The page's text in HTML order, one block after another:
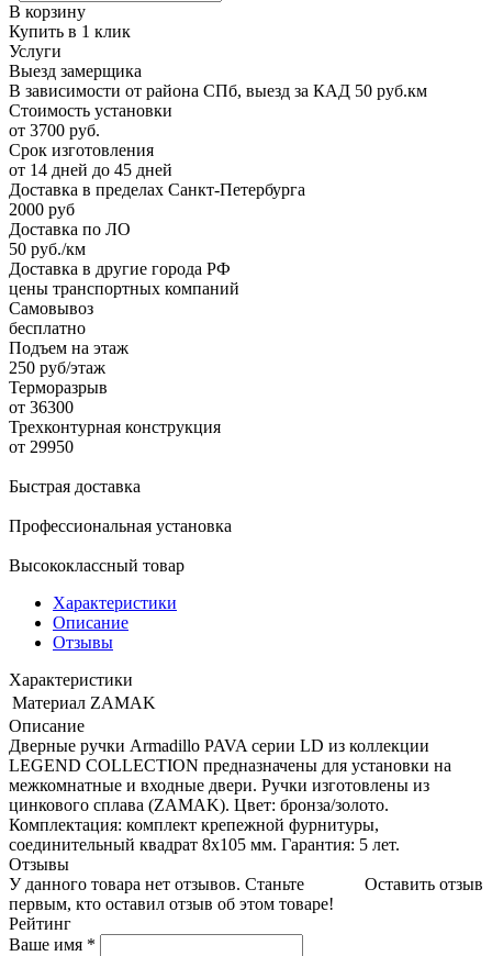
В корзину
Купить в 1 клик
Услуги
Выезд замерщика
В зависимости от района СПб, выезд за КАД 50 руб.км
Стоимость установки
от 3700 руб.
Срок изготовления
от 14 дней до 45 дней
Доставка в пределах Санкт-Петербурга
2000 руб
Доставка по ЛО
50 руб./км
Доставка в другие города РФ
цены транспортных компаний
Самовывоз
бесплатно
Подъем на этаж
250 руб/этаж
Терморазрыв
от 36300
Трехконтурная конструкция
от 29950
Быстрая доставка
Профессиональная установка
Высококлассный товар
Характеристики
Описание
Отзывы
Характеристики
Материал ZAMAK
Описание
Дверные ручки Armadillo PAVA серии LD из коллекции
LEGEND COLLECTION предназначены для установки на
межкомнатные и входные двери. Ручки изготовлены из
цинкового сплава (ZAMAK). Цвет: бронза/золото.
Комплектация: комплект крепежной фурнитуры,
соединительный квадрат 8x105 мм. Гарантия: 5 лет.
Отзывы
Оставить отзыв
У данного товара нет отзывов. Станьте
первым, кто оставил отзыв об этом товаре!
Рейтинг
Ваше имя *